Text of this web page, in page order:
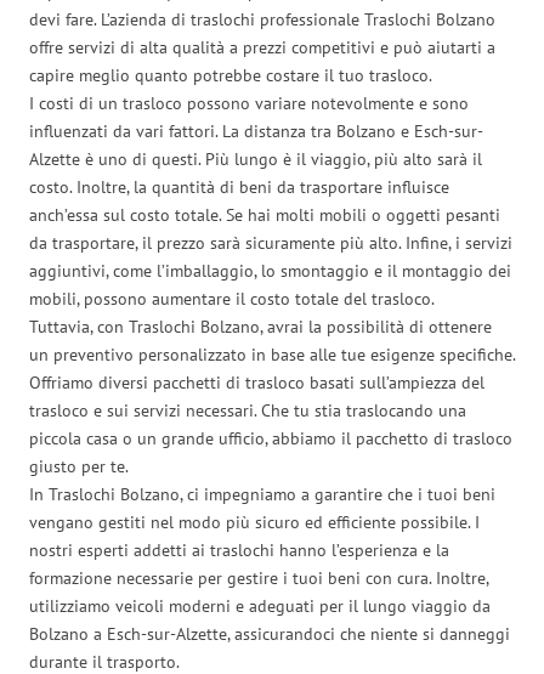
devi fare. L’azienda di traslochi professionale Traslochi Bolzano
offre servizi di alta qualità a prezzi competitivi e può aiutarti a
capire meglio quanto potrebbe costare il tuo trasloco.
I costi di un trasloco possono variare notevolmente e sono
influenzati da vari fattori. La distanza tra Bolzano e Esch-sur-
Alzette è uno di questi. Più lungo è il viaggio, più alto sarà il
costo. Inoltre, la quantità di beni da trasportare influisce
anch’essa sul costo totale. Se hai molti mobili o oggetti pesanti
da trasportare, il prezzo sarà sicuramente più alto. Infine, i servizi
aggiuntivi, come l’imballaggio, lo smontaggio e il montaggio dei
mobili, possono aumentare il costo totale del trasloco.
Tuttavia, con Traslochi Bolzano, avrai la possibilità di ottenere
un preventivo personalizzato in base alle tue esigenze specifiche.
Offriamo diversi pacchetti di trasloco basati sull’ampiezza del
trasloco e sui servizi necessari. Che tu stia traslocando una
piccola casa o un grande ufficio, abbiamo il pacchetto di trasloco
giusto per te.
In Traslochi Bolzano, ci impegniamo a garantire che i tuoi beni
vengano gestiti nel modo più sicuro ed efficiente possibile. I
nostri esperti addetti ai traslochi hanno l’esperienza e la
formazione necessarie per gestire i tuoi beni con cura. Inoltre,
utilizziamo veicoli moderni e adeguati per il lungo viaggio da
Bolzano a Esch-sur-Alzette, assicurandoci che niente si danneggi
durante il trasporto.